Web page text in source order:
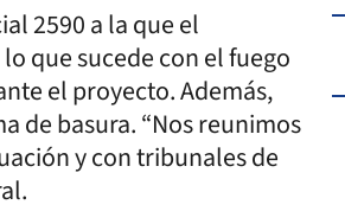
2590 a la que el
que sucede con el fuego
el proyecto. Además,
de basura. “Nos reunimos
y con tribunales de